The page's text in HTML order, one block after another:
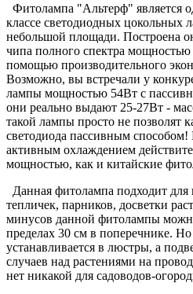
Фитолампа "Альтерф" является
классе светодиодных цокольных
небольшой площади. Построена
чипа полного спектра мощностью
помощью производительного
Возможно, вы встречали у
лампы мощностью 54Вт с
они реально выдают 25-27Вт -
такой лампы просто не позволят
светодиода пассивным
активным охлаждением
мощностью, как и китайские
Данная фитолампа подходит для
тепличек, парников, досветки
минусов данной фитолампы
пределах 30 см в поперечнике.
устанавливается в люстры, а
случаев над растениями на
нет никакой для садоводов-